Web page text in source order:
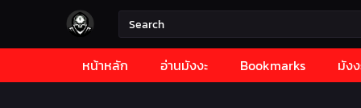
หน้าหลัก อ่านมังงะ Bookmarks มังง